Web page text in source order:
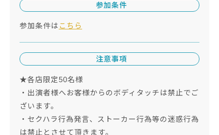
参加条件
参加条件は こちら
注意事項
★各店限定50名様
・出演者様へお客様からのボディタッチは禁止でご
ざいます。
・セクハラ行為発言、ストーカー行為等の迷惑行為
は禁止とさせて頂きます。